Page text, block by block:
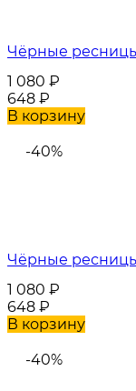
Чёрные ресницы
1 080 ₽
648 ₽
В корзину
-40%
Чёрные ресницы
1 080 ₽
648 ₽
В корзину
-40%